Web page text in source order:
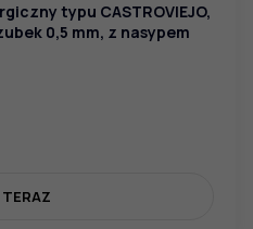
typu CASTROVIEJO,
0,5 mm, z nasypem